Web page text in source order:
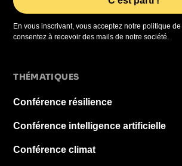
En vous inscrivant, vous acceptez notre politique
consentez à recevoir des mails de notre société.
THÉMATIQUES
Conférence résilience
Conférence intelligence artificielle
Conférence climat